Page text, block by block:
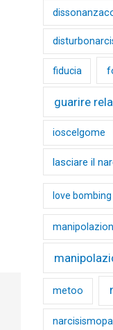
fiducia
guarire
ioscelgome
lasciare il
love bombing
metoo